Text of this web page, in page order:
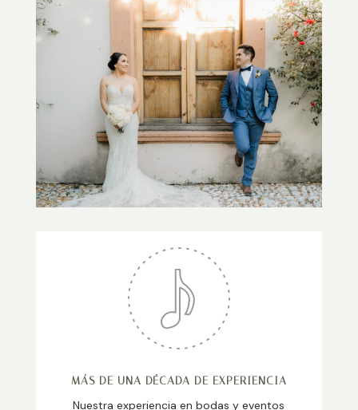
MÁS DE UNA DÉCADA DE EXPERIENCIA
Nuestra experiencia en bodas y eventos